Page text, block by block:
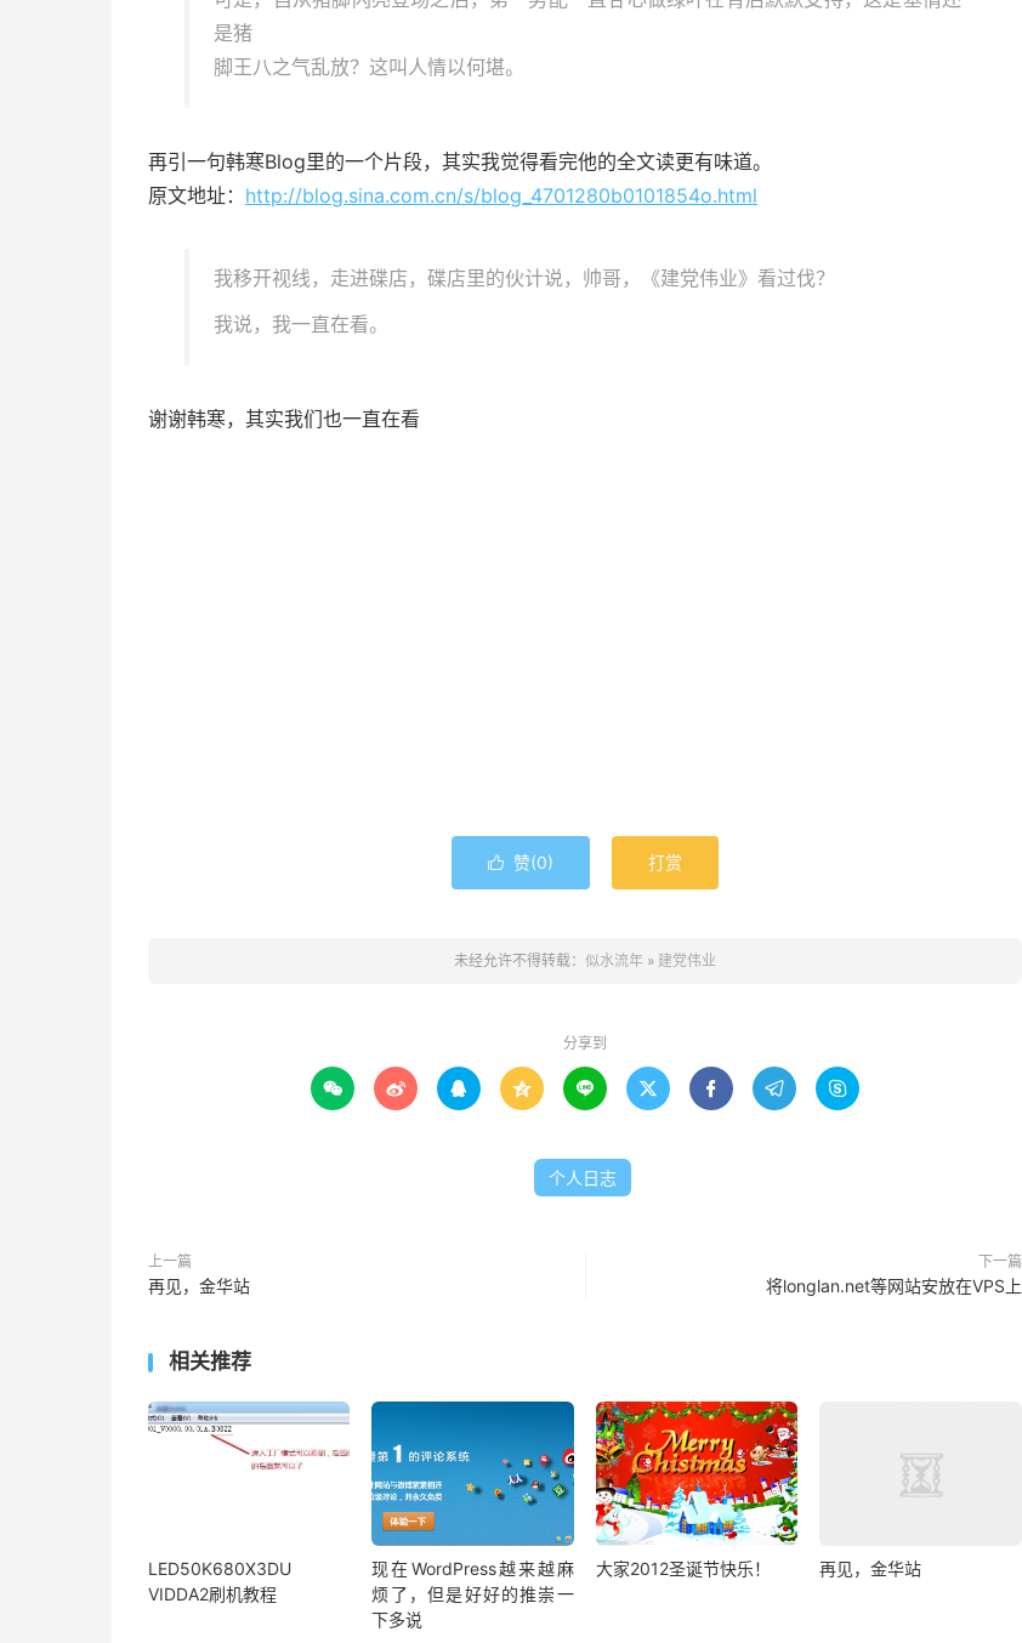
是猪
脚王八之气乱放？这叫人情以何堪。
再引一句韩寒Blog里的一个片段，其实我觉得看完他的全文读更有味道。
原文地址： http://blog.sina.com.cn/s/blog_4701280b0101854o.html
我移开视线，走进碟店，碟店里的伙计说，帅哥，《建党伟业》看过伐？
我说，我一直在看。
谢谢韩寒，其实我们也一直在看
 赞(0) 打赏
未经允许不得转载： 似水流年 » 建党伟业
分享到
        
个人日志
上一篇
再见，金华站
下一篇
将longlan.net等网站安放在VPS上
相关推荐
LED50K680X3DU
VIDDA2刷机教程
现在WordPress越来越麻
烦了，但是好好的推崇一
下多说
大家2012圣诞节快乐！ 再见，金华站